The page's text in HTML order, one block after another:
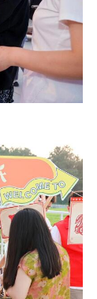
新闻发布
文化传承
文化产业
紫艺舞台